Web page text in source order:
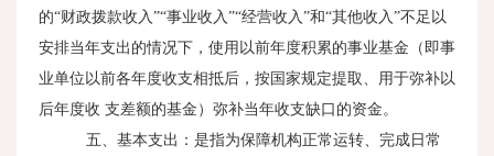
的“财政拨款收入”“事业收入”“经营收入”和“其他收入”不足以
安排当年支出的情况下，使用以前年度积累的事业基金（即事
业单位以前各年度收支相抵后，按国家规定提取、用于弥补以
后年度收 支差额的基金）弥补当年收支缺口的资金。
五、基本支出：是指为保障机构正常运转、完成日常